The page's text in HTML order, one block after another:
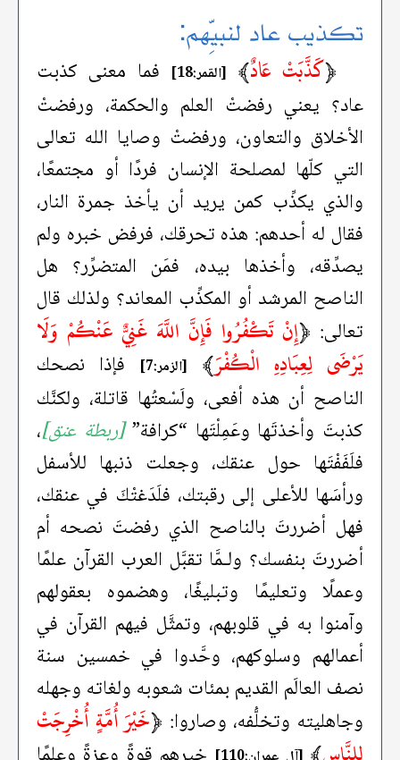
تكذيب عاد لنبيِّهم:
﴿كَذَّبَتْ عَادٌ﴾ [القمر:18]
فما معنى كذبت
عاد؟ يعني رفضتْ العلم والحكمة، ورفضتْ
الأخلاق والتعاون، ورفضتْ وصايا الله تعالى
التي كلّها لمصلحة الإنسان فردًا أو مجتمعًا،
والذي يكذِّب كمن يريد أن يأخذ جمرة النار،
فقال له أحدهم: هذه تحرقك، فرفض خبره ولم
يصدِّقه، وأخذها بيده، فمَن المتضرِّر؟ هل
الناصح المرشد أو المكذِّب المعاند؟ ولذلك قال
تعالى: ﴿إِنْ تَكْفُرُوا فَإِنَّ اللَّهَ غَنِيٌّ عَنْكُمْ وَلَا
يَرْضَى لِعِبَادِهِ الْكُفْرَ﴾ [الزمر:7]
فإذا نصحك
الناصح أن هذه أفعى، ولَسْعتُها قاتلة، ولكنَّك
كذبتَ وأخذتَها وعَمِلْتَها “كرافة”[ربطة عنق]،
فلَفَفْتَها حول عنقك، وجعلت ذنبها للأسفل
ورأسَها للأعلى إلى رقبتك، فلَدَغتْكَ في عنقك،
فهل أضررتَ بالناصح الذي رفضتَ نصحه أم
أضررتَ بنفسك؟ ولـمَّا تقبَّل العرب القرآن علمًا
وعملًا وتعليمًا وتبليغًا، وهضموه بعقولهم
وآمنوا به في قلوبهم، وتمثَّل فيهم القرآن في
أعمالهم وسلوكهم، وحَّدوا في خمسين سنة
نصف العالَم القديم بمئات شعوبه ولغاته وجهله
وجاهليته وتخلُّفه، وصاروا: ﴿خَيْرَ أُمَّةٍ أُخْرِجَتْ